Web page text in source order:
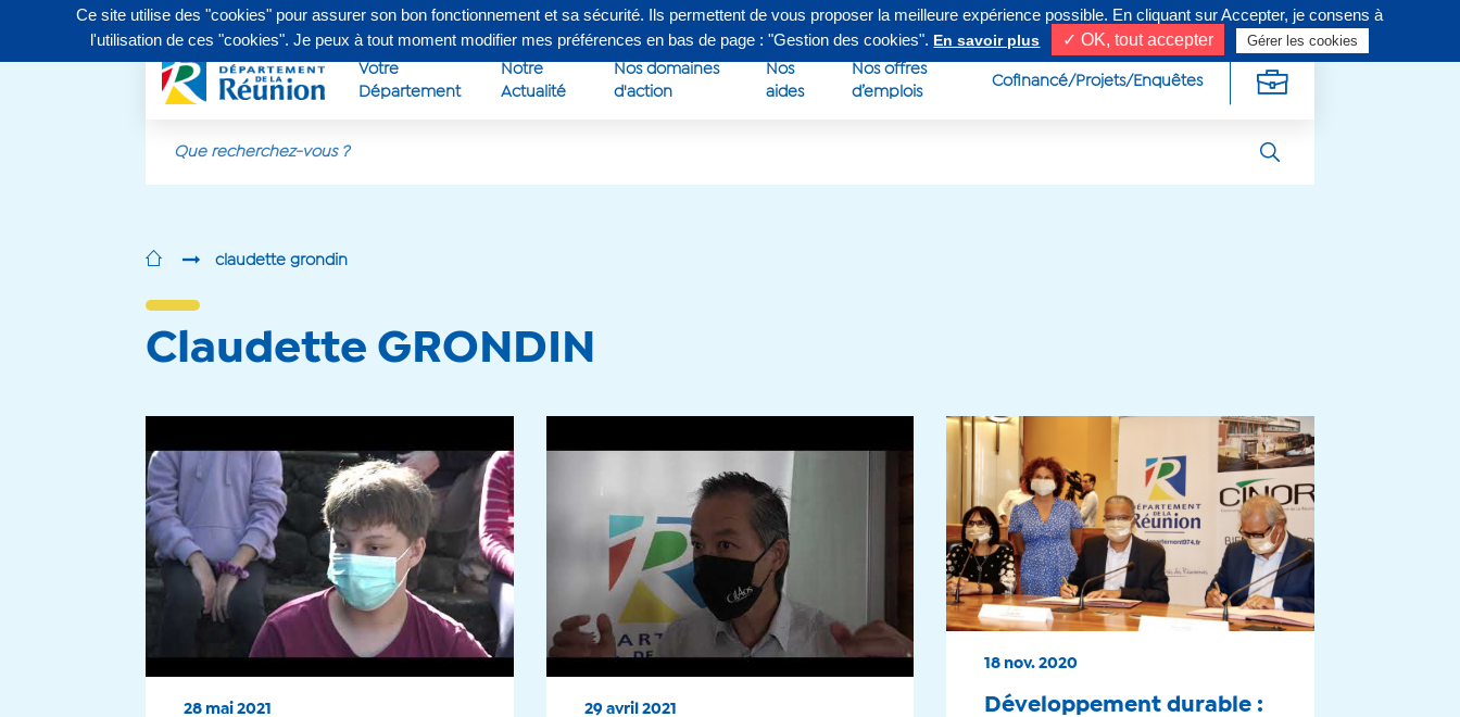
Contactez-nous au 0262 90 30 30, du lundi au vendredi de 8h à 16h30 Suivez-nous sur
Votre
Département
Notre
Actualité
Nos domaines
d'action
Nos
aides
Nos offres
d’emplois
Cofinancé/Projets/Enquêtes
claudette grondin
Claudette GRONDIN
28 mai 2021 29 avril 2021
18 nov. 2020
Développement durable :
Ce site utilise des "cookies" pour assurer son bon fonctionnement et sa sécurité. Ils permettent de vous proposer la meilleure expérience possible. En cliquant sur Accepter, je consens à
l'utilisation de ces "cookies". Je peux à tout moment modifier mes préférences en bas de page : "Gestion des cookies". En savoir plus ✓ OK, tout accepter Gérer les cookies